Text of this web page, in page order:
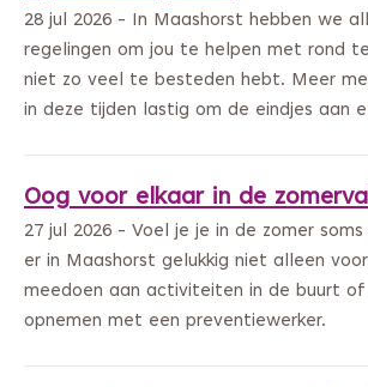
28 jul 2026 - In Maashorst hebben we
regelingen om jou te helpen met rond
niet zo veel te besteden hebt. Meer
in deze tijden lastig om de eindjes aan
Oog voor elkaar in de
27 jul 2026 - Voel je je in de zomer
er in Maashorst gelukkig niet alleen
meedoen aan activiteiten in de buurt
opnemen met een preventiewerker.